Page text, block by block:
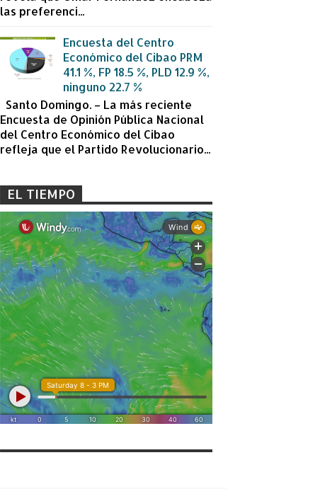
las preferenci...
Encuesta del Centro
Económico del Cibao PRM
41.1 %, FP 18.5 %, PLD 12.9 %,
ninguno 22.7 %
Santo Domingo. – La más reciente
Encuesta de Opinión Pública Nacional
del Centro Económico del Cibao
refleja que el Partido Revolucionario...
EL TIEMPO